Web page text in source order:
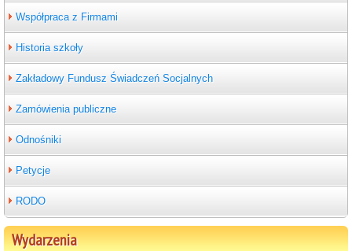
Współpraca z Firmami
Historia szkoły
Zakładowy Fundusz Świadczeń Socjalnych
Zamówienia publiczne
Odnośniki
Petycje
RODO
Wydarzenia